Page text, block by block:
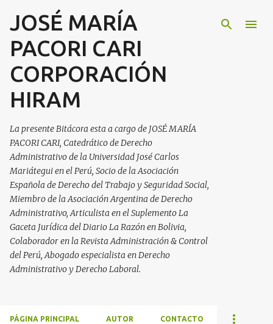
Ir al contenido principal
JOSÉ MARÍA
PACORI CARI
CORPORACIÓN
HIRAM
La presente Bitácora esta a cargo de JOSÉ MARÍA
PACORI CARI, Catedrático de Derecho
Administrativo de la Universidad José Carlos
Mariátegui en el Perú, Socio de la Asociación
Española de Derecho del Trabajo y Seguridad Social,
Miembro de la Asociación Argentina de Derecho
Administrativo, Articulista en el Suplemento La
Gaceta Jurídica del Diario La Razón en Bolivia,
Colaborador en la Revista Administración & Control
del Perú, Abogado especialista en Derecho
Administrativo y Derecho Laboral.
PÁGINA PRINCIPAL AUTOR CONTACTO